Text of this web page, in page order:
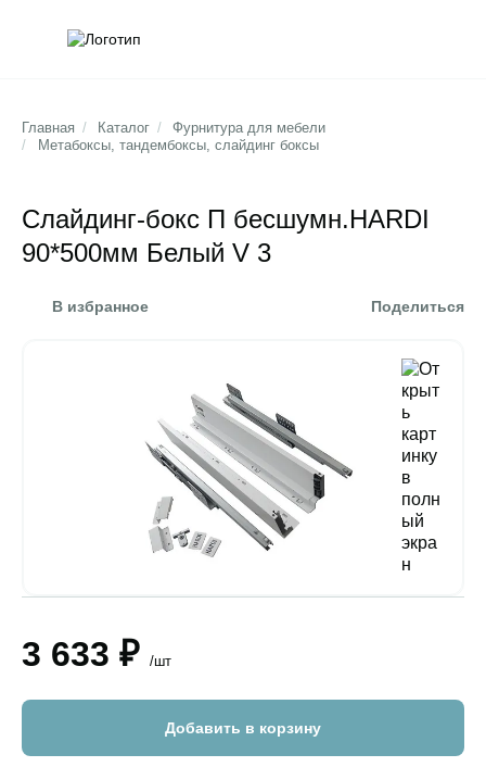
Главная / Каталог /
Фурнитура для мебели
/
Метабоксы, тандембоксы, слайдинг боксы
Слайдинг-бокс П бесшумн.HARDI
90*500мм Белый V 3
В избранное Поделиться
3 633 ₽ /шт
Добавить в корзину